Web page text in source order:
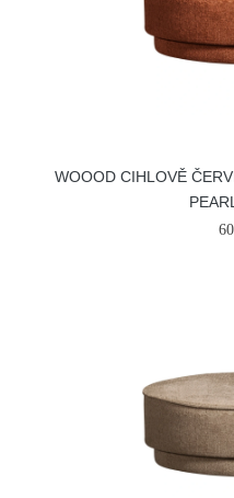
WOOOD CIHLOVĚ